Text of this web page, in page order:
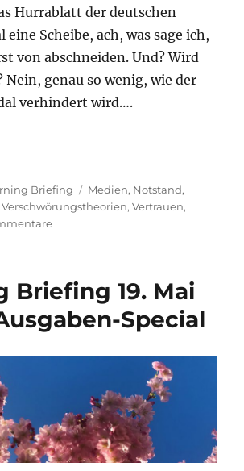
Hurrablatt der deutschen
Scheibe, ach, was sage ich,
von abschneiden. Und? Wird
Nein, genau so wenig, wie der
verhindert wird….
– 26. Juni 2020 – Notstand //
Briefing Schlagwörter
Medien, Notstand,
Verschwörungstheorien,Vertrauen,
zu
26.
2020
Notstand
Vertrauen
Verschwörungstheorien
Briefing 19. Mai
Special